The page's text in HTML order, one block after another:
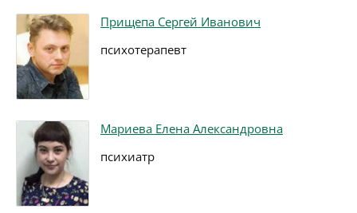
Прищепа Сергей Иванович
психотерапевт
Мариева Елена Александровна
психиатр